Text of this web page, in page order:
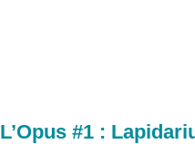
L’Opus #1 :